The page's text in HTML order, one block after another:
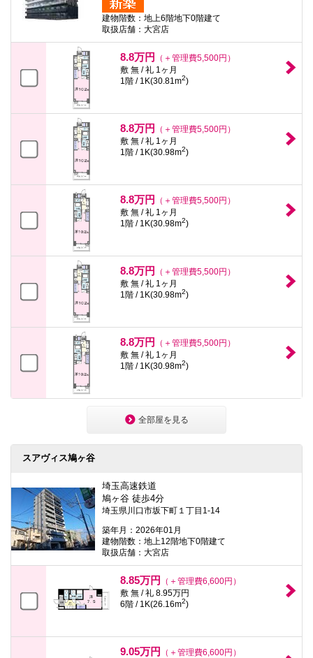
建物階数：地上6階地下0階建て
取扱店舗：大宮店
8.8万円
（＋管理費5,500円）
敷 無 / 礼 1ヶ月
1階 / 1K(30.81m2)
8.8万円
（＋管理費5,500円）
敷 無 / 礼 1ヶ月
1階 / 1K(30.98m2)
8.8万円
（＋管理費5,500円）
敷 無 / 礼 1ヶ月
1階 / 1K(30.98m2)
8.8万円
（＋管理費5,500円）
敷 無 / 礼 1ヶ月
1階 / 1K(30.98m2)
8.8万円
（＋管理費5,500円）
敷 無 / 礼 1ヶ月
1階 / 1K(30.98m2)
全部屋を見る
スアヴィス鳩ヶ谷
埼玉高速鉄道
鳩ヶ谷 徒歩4分
埼玉県川口市坂下町１丁目1-14
築年月：2026年01月
建物階数：地上12階地下0階建て
取扱店舗：大宮店
8.85万円
（＋管理費6,600円）
敷 無 / 礼 8.95万円
6階 / 1K(26.16m2)
9.05万円
（＋管理費6,600円）